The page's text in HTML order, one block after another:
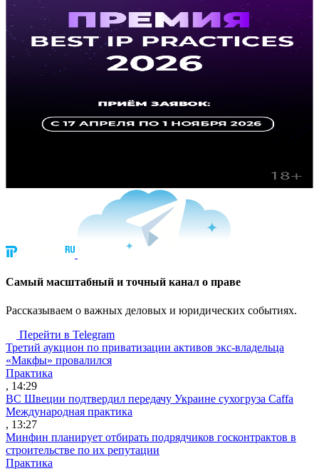
Cамый масштабный и точный канал о праве
Рассказываем о важных деловых и юридических событиях.
Перейти в Telegram
Третий аукцион по приватизации активов экс-владельца
«Макфы» провалился
Практика
, 14:29
ВС Швеции подтвердил передачу Украине сухогруза Caffa
Международная практика
, 13:27
Минфин планирует отбирать подрядчиков госконтрактов в
строительстве по их репутации
Практика